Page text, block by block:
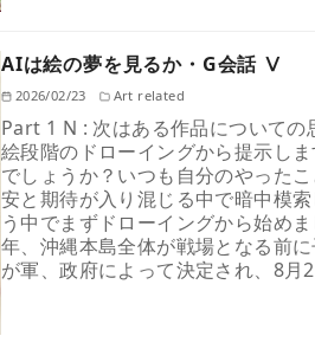
AIは絵の夢を見るか・G会話 Ⅴ
2026/02/23 Art related
Part 1 N : 次はある作品について
絵段階のドローイングから提示し
でしょうか？いつも自分のやった
安と期待が入り混じる中で暗中模
う中でまずドローイングから始め
年、沖縄本島全体が戦場となる前
が軍、政府によって決定され、8